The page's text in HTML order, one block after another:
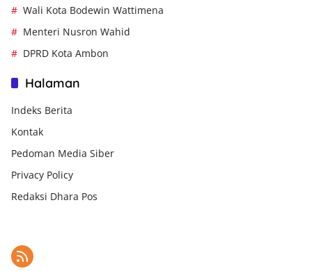
Wali Kota Bodewin Wattimena
Menteri Nusron Wahid
DPRD Kota Ambon
Halaman
Indeks Berita
Kontak
Pedoman Media Siber
Privacy Policy
Redaksi Dhara Pos